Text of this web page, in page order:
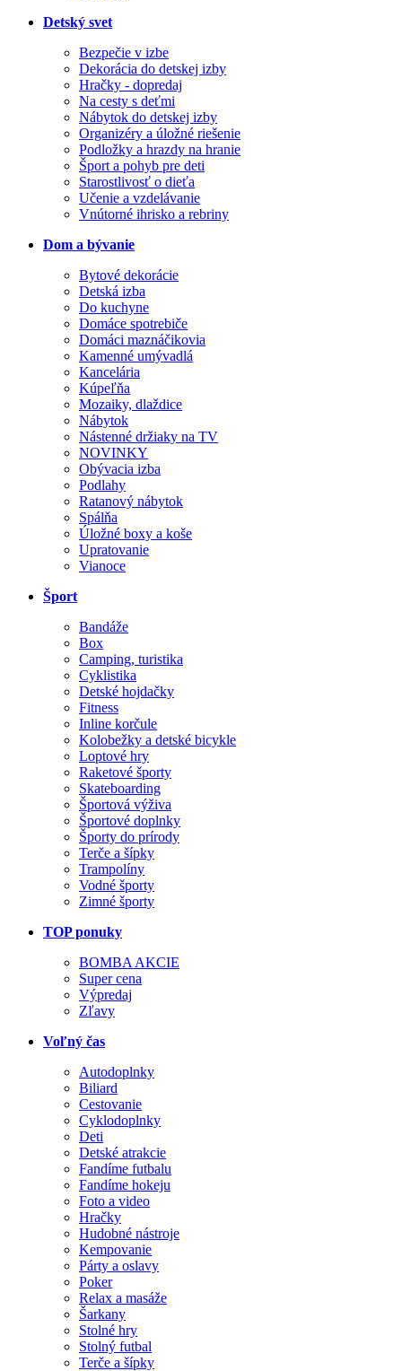
Detský svet
Bezpečie v izbe
Dekorácia do detskej izby
Hračky - dopredaj
Na cesty s deťmi
Nábytok do detskej izby
Organizéry a úložné riešenie
Podložky a hrazdy na hranie
Šport a pohyb pre deti
Starostlivosť o dieťa
Učenie a vzdelávanie
Vnútorné ihrisko a rebriny
Dom a bývanie
Bytové dekorácie
Detská izba
Do kuchyne
Domáce spotrebiče
Domáci maznáčikovia
Kamenné umývadlá
Kancelária
Kúpeľňa
Mozaiky, dlaždice
Nábytok
Nástenné držiaky na TV
NOVINKY
Obývacia izba
Podlahy
Ratanový nábytok
Spálňa
Úložné boxy a koše
Upratovanie
Vianoce
Šport
Bandáže
Box
Camping, turistika
Cyklistika
Detské hojdačky
Fitness
Inline korčule
Kolobežky a detské bicykle
Loptové hry
Raketové športy
Skateboarding
Športová výživa
Športové doplnky
Športy do prírody
Terče a šípky
Trampolíny
Vodné športy
Zimné športy
TOP ponuky
BOMBA AKCIE
Super cena
Výpredaj
Zľavy
Voľný čas
Autodoplnky
Biliard
Cestovanie
Cyklodoplnky
Deti
Detské atrakcie
Fandíme futbalu
Fandíme hokeju
Foto a video
Hračky
Hudobné nástroje
Kempovanie
Párty a oslavy
Poker
Relax a masáže
Šarkany
Stolné hry
Stolný futbal
Terče a šípky